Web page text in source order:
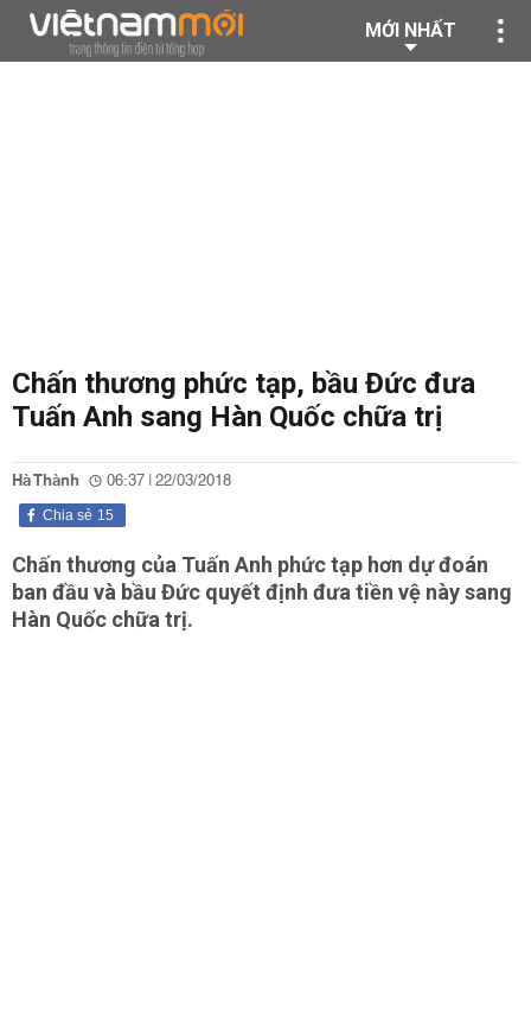
MỚI NHẤT
Chấn thương phức tạp, bầu Đức đưa
Tuấn Anh sang Hàn Quốc chữa trị
Hà Thành 06:37 | 22/03/2018
15
Chia sẻ
Chấn thương của Tuấn Anh phức tạp hơn dự đoán
ban đầu và bầu Đức quyết định đưa tiền vệ này sang
Hàn Quốc chữa trị.